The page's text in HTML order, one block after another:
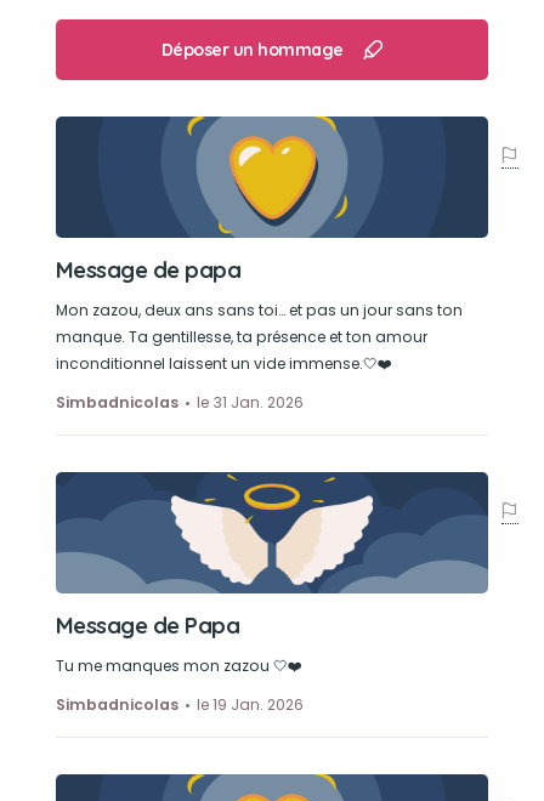
Gourmand
Son jouet préféré
Ses nounours 🧸
Son loisir préféré
Manger
Faire dodo sur son tapis tout doux
Jouer avec son maître à cache cache
Les ballades en voiture
Déposer un hommage
Message de papa
Mon zazou, deux ans sans toi… et pas un jour sans ton
manque. Ta gentillesse, ta présence et ton amour
inconditionnel laissent un vide immense.🤍❤️
Simbadnicolas
le 31 Jan. 2026
Message de Papa
Tu me manques mon zazou 🤍❤️
Simbadnicolas
le 19 Jan. 2026